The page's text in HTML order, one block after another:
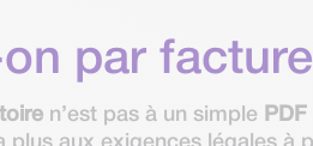
on par
n’est pas à un simple
plus aux exigences légales à